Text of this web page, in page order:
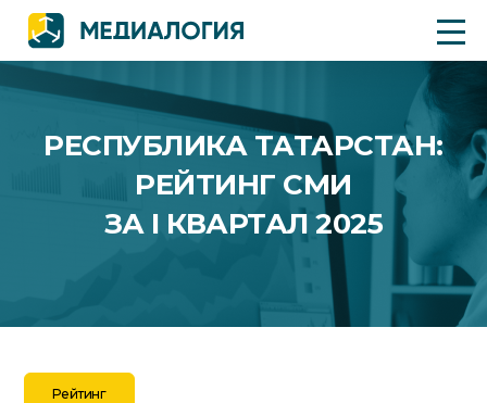
РЕСПУБЛИКА ТАТАРСТАН:
РЕЙТИНГ СМИ
ЗА I КВАРТАЛ 2025
Рейтинг